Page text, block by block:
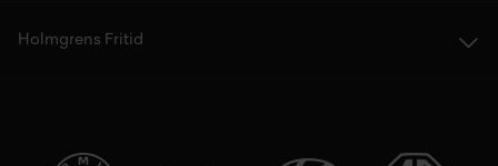
Holmgrens Fritid